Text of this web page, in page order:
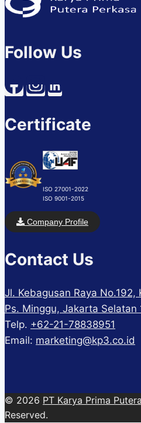
Follow Us
Certificate
ISO 27001-2022
ISO 9001-2015
Company Profile
Contact Us
Jl. Kebagusan Raya No.192,
Ps. Minggu, Jakarta Selatan
Telp. +62-21-78838951
Email: marketing@kp3.co.id
© 2026 PT Karya Prima
Reserved.